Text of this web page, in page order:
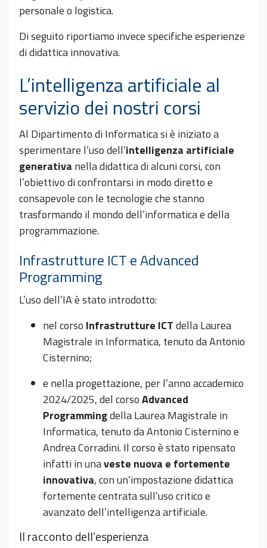
personale o logistica.
Di seguito riportiamo invece specifiche esperienze
di didattica innovativa.
L’intelligenza artificiale al
servizio dei nostri corsi
Al Dipartimento di Informatica si è iniziato a
sperimentare l’uso dell’intelligenza artificiale
generativa nella didattica di alcuni corsi, con
l’obiettivo di confrontarsi in modo diretto e
consapevole con le tecnologie che stanno
trasformando il mondo dell’informatica e della
programmazione.
Infrastrutture ICT e Advanced
Programming
L’uso dell’IA è stato introdotto:
nel corso Infrastrutture ICTdella Laurea
Magistrale in Informatica, tenuto da Antonio
Cisternino;
e nella progettazione, per l’anno accademico
2024/2025, del corsoAdvanced
Programmingdella Laurea Magistrale in
Informatica, tenuto da Antonio Cisternino e
Andrea Corradini. Il corso è stato ripensato
infatti in unaveste nuova e fortemente
innovativa, con un’impostazione didattica
fortemente centrata sull’uso critico e
avanzato dell’intelligenza artificiale.
Il racconto dell’esperienza